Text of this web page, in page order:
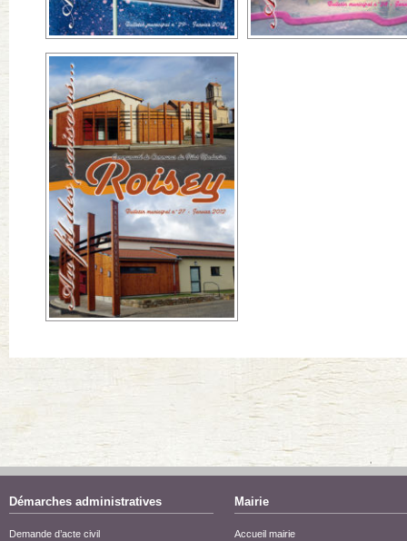
Démarches administratives
Demande d’acte civil
Mairie
Accueil mairie